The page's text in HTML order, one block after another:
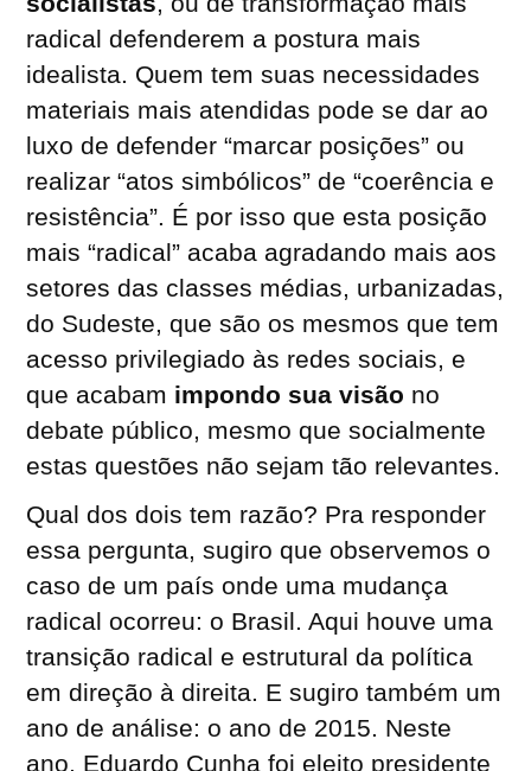
radical defenderem a postura mais
idealista. Quem tem suas necessidades
materiais mais atendidas pode se dar ao
luxo de defender “marcar posições” ou
realizar “atos simbólicos” de “coerência e
resistência”. É por isso que esta posição
mais “radical” acaba agradando mais aos
setores das classes médias, urbanizadas,
do Sudeste, que são os mesmos que tem
acesso privilegiado às redes sociais, e
que acabam impondo sua visão no
debate público, mesmo que socialmente
estas questões não sejam tão relevantes.
Qual dos dois tem razão? Pra responder
essa pergunta, sugiro que observemos o
caso de um país onde uma mudança
radical ocorreu: o Brasil. Aqui houve uma
transição radical e estrutural da política
em direção à direita. E sugiro também um
ano de análise: o ano de 2015. Neste
ano, Eduardo Cunha foi eleito presidente